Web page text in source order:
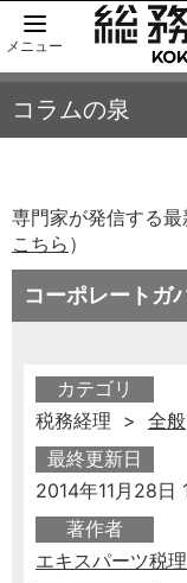
メニュー
コラムの泉
専門家が発信する
こちら ）
コーポレートガ
カテゴリ
税務経理 > 全般
最終更新日
2014年11月28日
著作者
エキスパーツ税